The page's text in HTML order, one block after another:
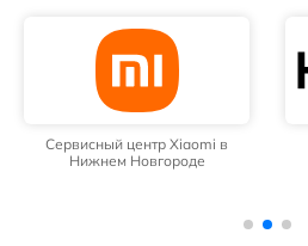
Сервисный центр Xiaomi в
Нижнем Новгороде